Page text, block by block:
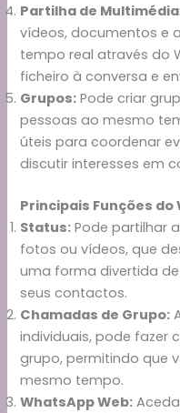
Partilha de
vídeos, documentos e
tempo real através do
ficheiro à conversa e
Grupos: Pode criar
pessoas ao mesmo
úteis para coordenar
discutir interesses em
Principais Funções do
Status: Pode partilhar
fotos ou vídeos, que
uma forma divertida
seus contactos.
Chamadas de Grupo:
individuais, pode fazer
grupo, permitindo que
mesmo tempo.
WhatsApp Web: